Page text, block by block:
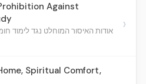
Against
אודות האיסור המוחלט נגד לימוד
›
Spiritual Comfort,